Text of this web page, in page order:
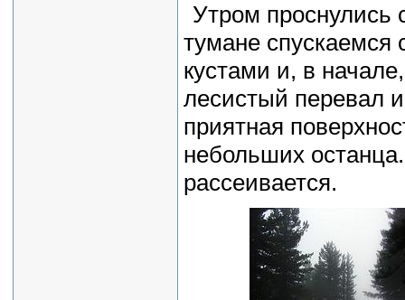
Утром
тумане спускаемся
кустами и, в
лесистый перевал
приятная
небольших
рассеивается.